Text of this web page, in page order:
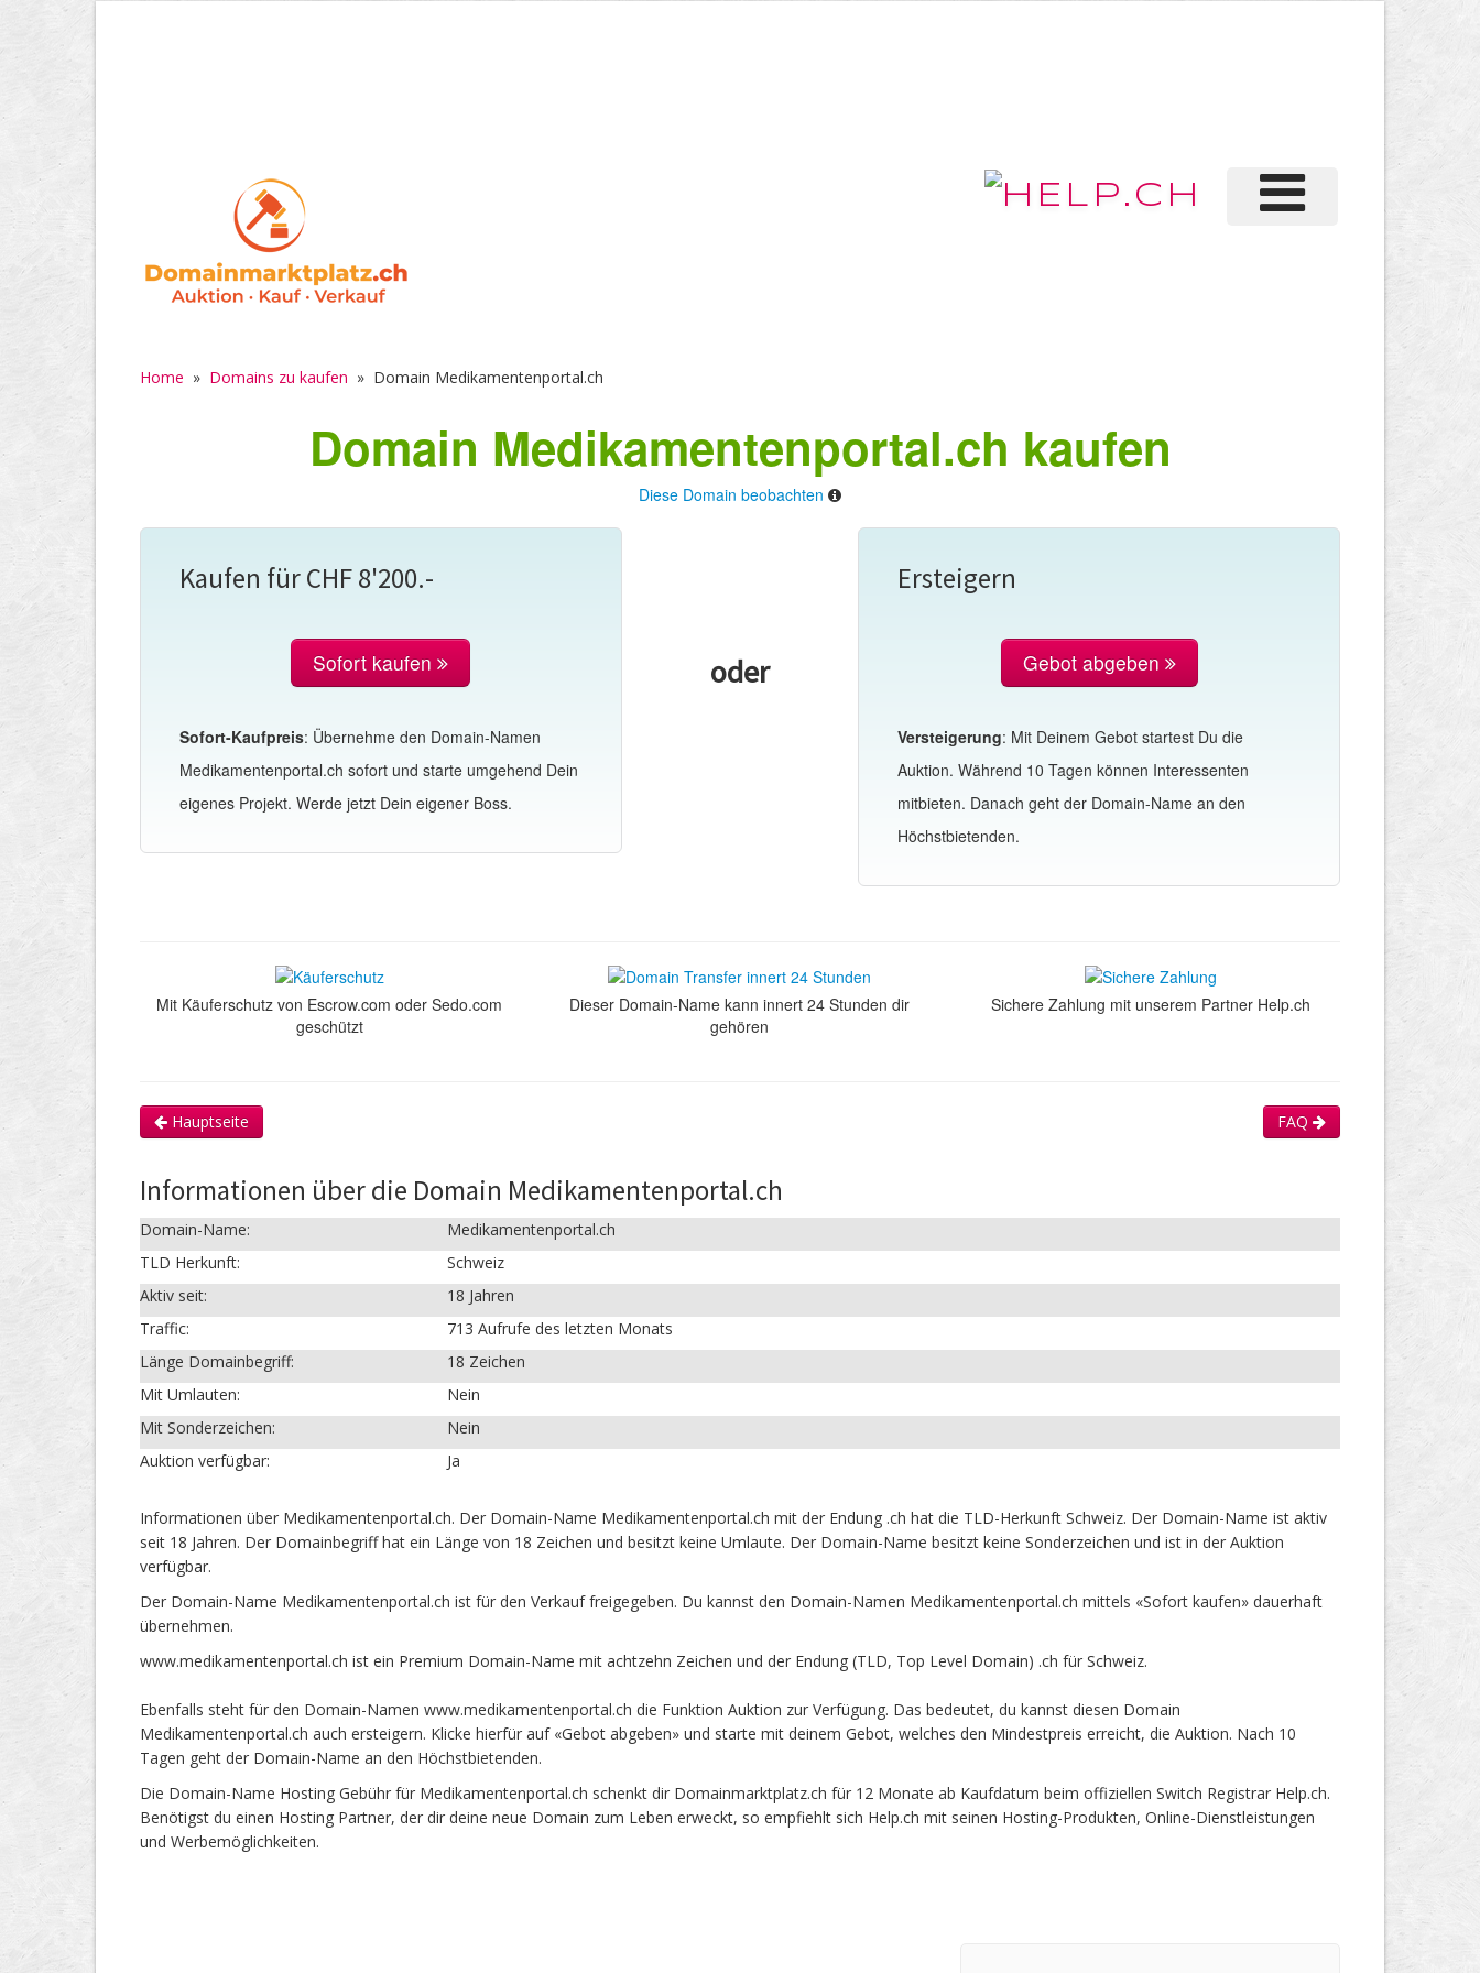
Home » Domains zu kaufen » Domain Medikamentenportal.ch
Domain Medikamentenportal.ch kaufen
Diese Domain beobachten
Kaufen für CHF 8'200.-
Sofort kaufen
Sofort-Kaufpreis: Übernehme den Domain-Namen
Medikamentenportal.ch sofort und starte umgehend Dein
eigenes Projekt. Werde jetzt Dein eigener Boss.
oder
Ersteigern
Gebot abgeben
Versteigerung: Mit Deinem Gebot startest Du die
Auktion. Während 10 Tagen können Interessenten
mitbieten. Danach geht der Domain-Name an den
Höchstbietenden.
Mit Käuferschutz von Escrow.com oder Sedo.com
geschützt
Dieser Domain-Name kann innert 24 Stunden dir
gehören
Sichere Zahlung mit unserem Partner Help.ch
Hauptseite FAQ
Informationen über die Domain Medikamentenportal.ch
Domain-Name:
Medikamentenportal.ch
TLD Herkunft:
Schweiz
Aktiv seit:
18 Jahren
Traffic:
713 Aufrufe des letzten Monats
Länge Domainbegriff:
18 Zeichen
Mit Umlauten:
Nein
Mit Sonderzeichen:
Nein
Auktion verfügbar:
Ja
Informationen über Medikamentenportal.ch. Der Domain-Name Medikamentenportal.ch mit der Endung .ch hat die TLD-Herkunft Schweiz. Der Domain-Name ist aktiv
seit 18 Jahren. Der Domainbegriff hat ein Länge von 18 Zeichen und besitzt keine Umlaute. Der Domain-Name besitzt keine Sonderzeichen und ist in der Auktion
verfügbar.
Der Domain-Name Medikamentenportal.ch ist für den Verkauf freigegeben. Du kannst den Domain-Namen Medikamentenportal.ch mittels «Sofort kaufen» dauerhaft
übernehmen.
www.medikamentenportal.ch ist ein Premium Domain-Name mit achtzehn Zeichen und der Endung (TLD, Top Level Domain) .ch für Schweiz.
Ebenfalls steht für den Domain-Namen www.medikamentenportal.ch die Funktion Auktion zur Verfügung. Das bedeutet, du kannst diesen Domain
Medikamentenportal.ch auch ersteigern. Klicke hierfür auf «Gebot abgeben» und starte mit deinem Gebot, welches den Mindestpreis erreicht, die Auktion. Nach 10
Tagen geht der Domain-Name an den Höchstbietenden.
Die Domain-Name Hosting Gebühr für Medikamentenportal.ch schenkt dir Domainmarktplatz.ch für 12 Monate ab Kaufdatum beim offiziellen Switch Registrar Help.ch.
Benötigst du einen Hosting Partner, der dir deine neue Domain zum Leben erweckt, so empfiehlt sich Help.ch mit seinen Hosting-Produkten, Online-Dienstleistungen
und Werbemöglichkeiten.